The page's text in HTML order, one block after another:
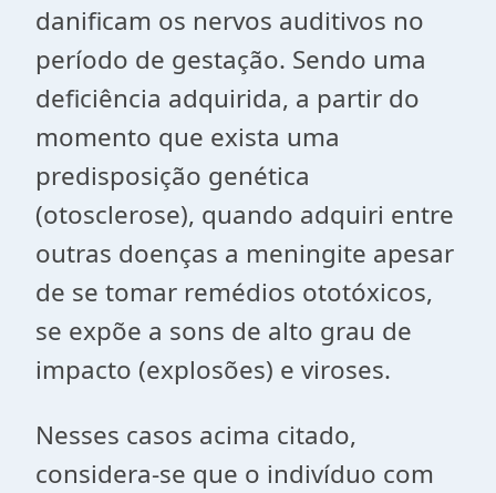
danificam os nervos auditivos no
período de gestação. Sendo uma
deficiência adquirida, a partir do
momento que exista uma
predisposição genética
(otosclerose), quando adquiri entre
outras doenças a meningite apesar
de se tomar remédios ototóxicos,
se expõe a sons de alto grau de
impacto (explosões) e viroses.
Nesses casos acima citado,
considera-se que o indivíduo com